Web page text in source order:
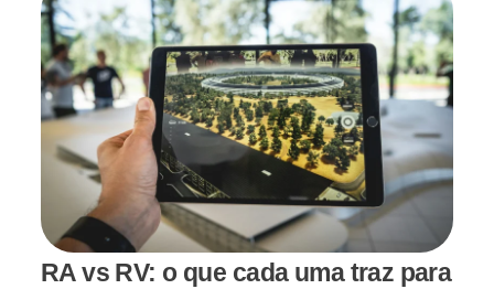
RA vs RV: o que cada uma traz para